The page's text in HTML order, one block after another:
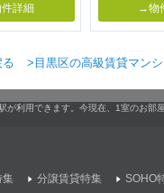
詳細 →物
>目黒区の高級賃貸マン
が利用できます。今現在、1室のお
集 分譲賃貸特集 SOHO